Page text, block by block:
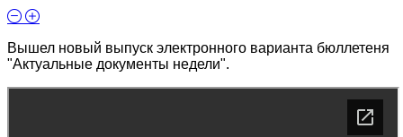
Вышел новый выпуск электронного варианта бюллетеня
"Актуальные документы недели".